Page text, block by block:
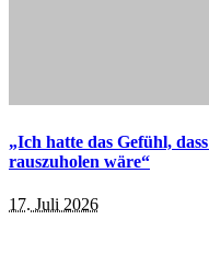
„Ich hatte das Gefühl,
rauszuholen wäre“
17. Juli 2026